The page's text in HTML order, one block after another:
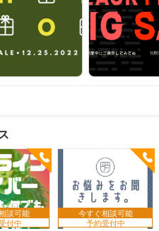
談可能
付中
今すぐ相談可能
予約受付中